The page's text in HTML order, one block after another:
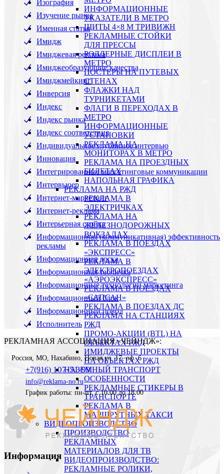
ИНФОРМАЦИОННЫЕ
УКАЗАТЕЛИ В МЕТРО
ЩИТЫ 4×8 М ТРИВИЖН
РЕКЛАМНЫЕ СТОЙКИ
ДЛЯ ПРЕССЫ
РОЛЛЕРНЫЕ ДИСПЛЕИ В
МЕТРО
ПОСТЕРЫ НА ПУТЕВЫХ
СТЕНАХ
ФЛАЖКИ НАД
ТУРНИКЕТАМИ
ФЛАГИ В ПЕРЕХОДАХ В
МЕТРО
ИНФОРМАЦИОННЫЕ
УСТАНОВКИ
РЕКЛАМА НА
МОНИТОРАХ В МЕТРО
РЕКЛАМА НА ПРОЕЗДНЫХ
БИЛЕТАХ
НАПОЛЬНАЯ ГРАФИКА
РЕКЛАМА НА РЖД
РЕКЛАМА В
ЭЛЕКТРИЧКАХ
РЕКЛАМА НА
ЖЕЛЕЗНОДОРОЖНЫХ
ВОКЗАЛАХ
РЕКЛАМА В ПОЕЗДАХ
«ЭКСПРЕСС»
РЕКЛАМА В
ЭЛЕКТРОПОЕЗДАХ
«АЭРОЭКСПРЕСС»
РЕКЛАМА В ПОЕЗДАХ
«САПСАН»
РЕКЛАМА В ПОЕЗДАХ ДС
РЕКЛАМА НА СТАНЦИЯХ
РЖД
ПРОМО-АКЦИИ (BTL) НА
ОБЪЕКТАХ РЖД
ИМИДЖЕВЫЕ ПРОЕКТЫ
НА ОБЪЕКТАХ РЖД
НАЗЕМНЫЙ ТРАНСПОРТ
ОСОБЕННОСТИ
РЕКЛАМНЫЕ СТИКЕРЫ В
ТРАНСПОРТЕ
РЕКЛАМА В
МАРШРУТНЫХ ТАКСИ
ВИДЕОПРОИЗВОДСТВО
ПРОИЗВОДСТВО
РЕКЛАМНЫХ
МАТЕРИАЛОВ ДЛЯ ТВ
ВИДЕОПРОИЗВОДСТВО:
РЕКЛАМНЫЕ РОЛИКИ,
Изография
Изучение рынка
Именная статья
Имидж
Имиджевая реклама
Имиджеобразующие качества
Имиджмейкинг
Инверсия
Индекс
Индекс рынка
Индекс соответствия
Индивидуальное глубинное интервью
Инновация
Интегрированные маргетинговые коммуникации
Интервьюер
Интернет-маркетинг
Интернет-реклама
Интерьерная стойка
Информационная (коммуникативная) эффективность
рекламы
Информационная доска
Информационная табличка
Информационные технологии маркетинга
Информационный блок
Информационный повод
Исполнитель
РЕКЛАМНАЯ АССОЦИАЦИЯ «ЧЕЙНДЖ»:
Россия, МО, Нахабино ,Новая ул. 17, оф. 6
+7(916) 107-51-99
info@reklama-no.ru
График работы: пн-пт. с 10.00 до 18.00
Информация